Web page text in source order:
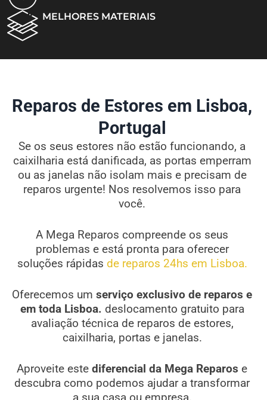
MELHORES MATERIAIS
Reparos de Estores em Lisboa,
Portugal
Se os seus estores não estão funcionando, a
caixilharia está danificada, as portas emperram
ou as janelas não isolam mais e precisam de
reparos urgente! Nos resolvemos isso para
você.
A Mega Reparos compreende os seus
problemas e está pronta para oferecer
soluções rápidas de reparos 24hs em Lisboa.
Oferecemos um serviço exclusivo de reparos e
em toda Lisboa. deslocamento gratuito para
avaliação técnica de reparos de estores,
caixilharia, portas e janelas.
Aproveite estediferencial da Mega Reparos e
descubra como podemos ajudar a transformar